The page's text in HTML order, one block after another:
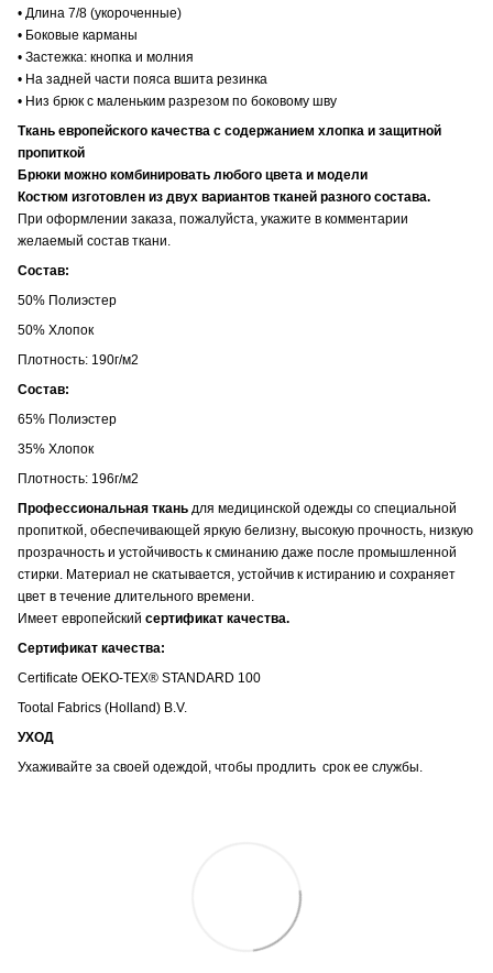
• Длина 7/8 (укороченные)
• Боковые карманы
• Застежка: кнопка и молния
• На задней части пояса вшита резинка
• Низ брюк с маленьким разрезом по боковому шву
Ткань европейского качества с содержанием хлопка и защитной
пропиткой
Брюки можно комбинировать любого цвета и модели
Костюм изготовлен из двух вариантов тканей разного состава.
При оформлении заказа, пожалуйста, укажите в комментарии
желаемый состав ткани.
Состав:
50% Полиэстер
50% Хлопок
Плотность: 190г/м2
Состав:
65% Полиэстер
35% Хлопок
Плотность: 196г/м2
Профессиональная ткань для медицинской одежды со специальной
пропиткой, обеспечивающей яркую белизну, высокую прочность, низкую
прозрачность и устойчивость к сминанию даже после промышленной
стирки. Материал не скатывается, устойчив к истиранию и сохраняет
цвет в течение длительного времени.
Имеет европейский сертификат качества.
Сертификат качества:
Certificate OEKO-TEX® STANDARD 100
Tootal Fabrics (Holland) B.V.
УХОД
Ухаживайте за своей одеждой, чтобы продлить срок ее службы.